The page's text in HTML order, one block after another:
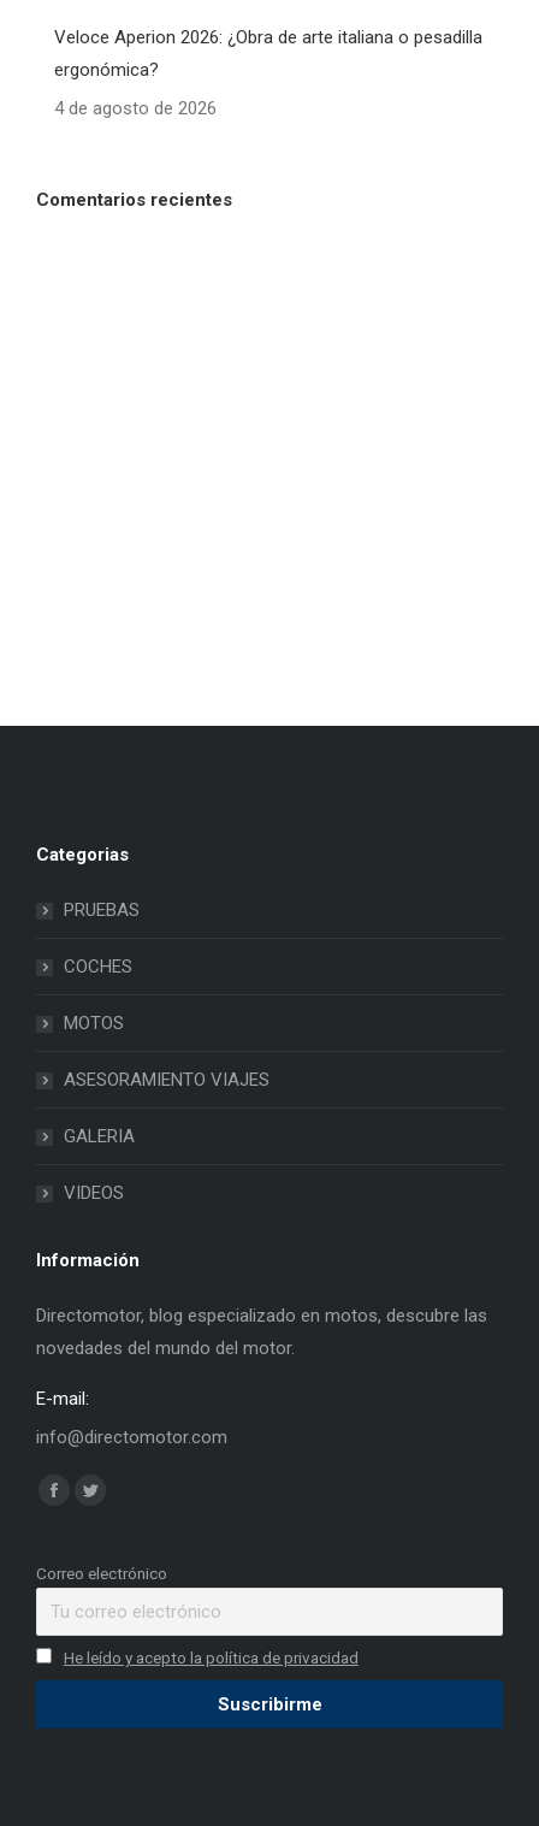
Veloce Aperion 2026: ¿Obra de arte italiana o pesadilla
ergonómica?
4 de agosto de 2026
Comentarios recientes
Categorias
PRUEBAS
COCHES
MOTOS
ASESORAMIENTO VIAJES
GALERIA
VIDEOS
Información
Directomotor, blog especializado en motos, descubre las
novedades del mundo del motor.
E-mail:
info@directomotor.com
Find us on:
Facebook
opens
window
Twitter
opens
window
Correo electrónico
He leído y acepto la política de privacidad